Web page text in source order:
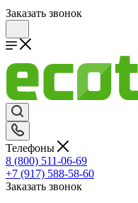
Заказать звонок
Телефоны
8 (800) 511-06-69
+7 (917) 588-58-60
Заказать звонок